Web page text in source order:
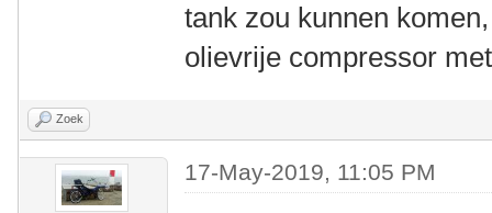
tank zou kunnen
olievrije compressor
Zoek
17-May-2019, 11:05 PM